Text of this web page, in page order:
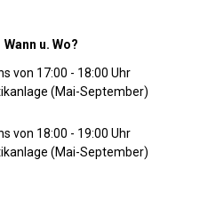
Wann u. Wo?
von 17:00 - 18:00 Uhr
(Mai-September)
von 18:00 - 19:00 Uhr
(Mai-September)